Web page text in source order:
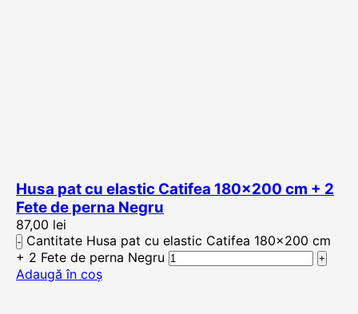
Husa pat cu elastic Catifea 180×200 cm + 2
Fete de perna Negru
87,00 lei
Cantitate Husa pat cu elastic Catifea 180×200 cm
+ 2 Fete de perna Negru
Adaugă în coș